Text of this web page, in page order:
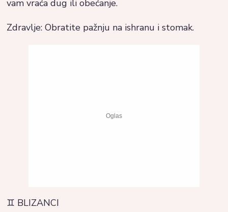
vam vraća dug ili obećanje.
Zdravlje: Obratite pažnju na ishranu i stomak.
♊ BLIZANCI